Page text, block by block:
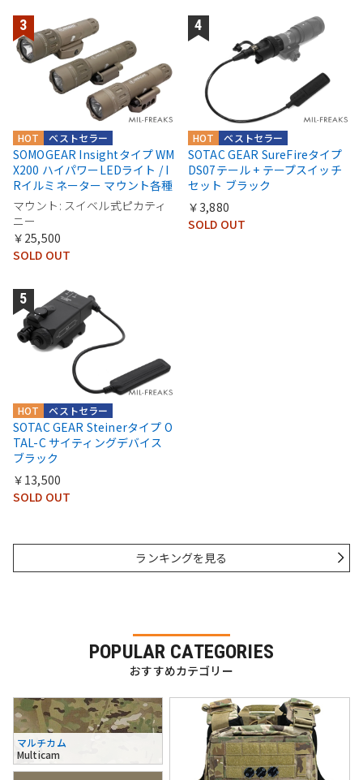
ベストセラー
HOT
SOMOGEAR Insightタイプ WM
X200 ハイパワーLEDライト / I
Rイルミネーター マウント各種
マウント: スイベル式ピカティ
ニー
￥25,500
SOLD OUT
ベストセラー
HOT
SOTAC GEAR SureFireタイプ
DS07テール + テープスイッチ
セット ブラック
￥3,880
SOLD OUT
ベストセラー
HOT
SOTAC GEAR Steinerタイプ O
TAL-C サイティングデバイス
ブラック
￥13,500
SOLD OUT
ランキングを見る
POPULAR CATEGORIES
おすすめカテゴリー
マルチカム
Multicam